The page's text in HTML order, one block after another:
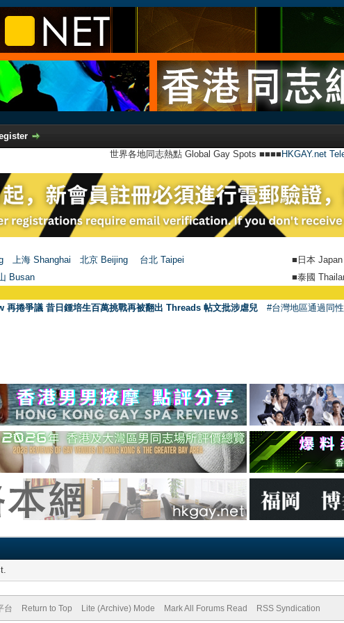
世界各地同志熱點 Global Gay Spots ■■■■ HKGAY.net
上海 Shanghai 北京 Beijing 台北 Taipei ■日本 Japan
Busan ■泰國
再捲爭議 昔日鍾培生百萬挑戰再被翻出 Threads 帖文批涉虐兒 #台灣地區通過同
台 Return to Top Lite (Archive) Mode Mark All Forums Read RSS Syndication